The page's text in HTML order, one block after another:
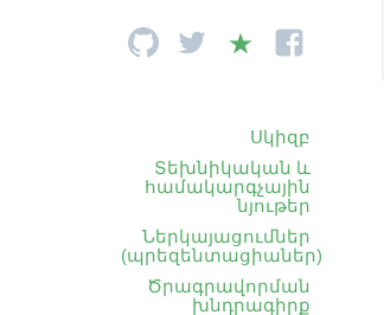
Սկիզբ
Տեխնիկական և
համակարգչային
նյութեր
Ներկայացումներ
(պրեզենտացիաներ)
Ծրագրավորման
խնդրագիրք